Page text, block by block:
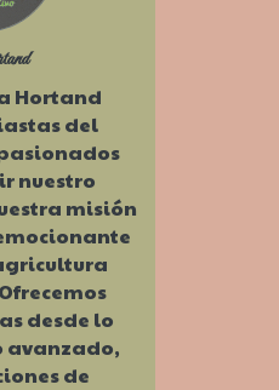
Hortand
del
nuestro
misión
desde lo
avanzado,
de